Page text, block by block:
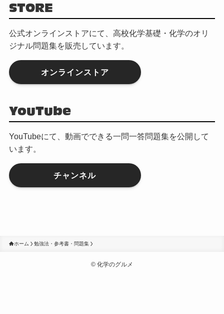
STORE
公式オンラインストアにて、高校化学基礎・化学のオリ
ジナル問題集を販売しています。
オンラインストア
YouTube
YouTubeにて、動画でできる一問一答問題集を公開して
います。
チャンネル
ホーム 勉強法・参考書・問題集
© 化学のグルメ